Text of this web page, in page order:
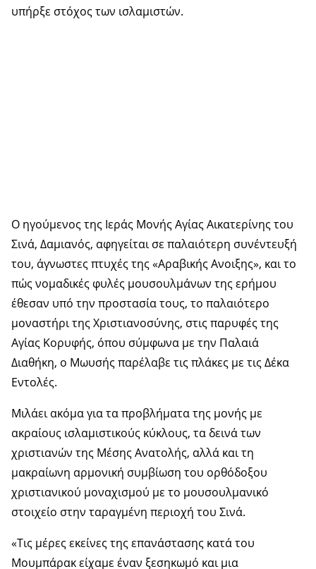
υπήρξε στόχος των ισλαμιστών.
Ο ηγούμενος της Ιεράς Μονής Αγίας Αικατερίνης του
Σινά, Δαμιανός, αφηγείται σε παλαιότερη συνέντευξή
του, άγνωστες πτυχές της «Αραβικής Ανοιξης», και το
πώς νομαδικές φυλές μουσουλμάνων της ερήμου
έθεσαν υπό την προστασία τους, το παλαιότερο
μοναστήρι της Χριστιανοσύνης, στις παρυφές της
Αγίας Κορυφής, όπου σύμφωνα με την Παλαιά
Διαθήκη, ο Μωυσής παρέλαβε τις πλάκες με τις Δέκα
Εντολές.
Μιλάει ακόμα για τα προβλήματα της μονής με
ακραίους ισλαμιστικούς κύκλους, τα δεινά των
χριστιανών της Μέσης Ανατολής, αλλά και τη
μακραίωνη αρμονική συμβίωση του ορθόδοξου
χριστιανικού μοναχισμού με το μουσουλμανικό
στοιχείο στην ταραγμένη περιοχή του Σινά.
«Τις μέρες εκείνες της επανάστασης κατά του
Μουμπάρακ είχαμε έναν ξεσηκωμό και μια